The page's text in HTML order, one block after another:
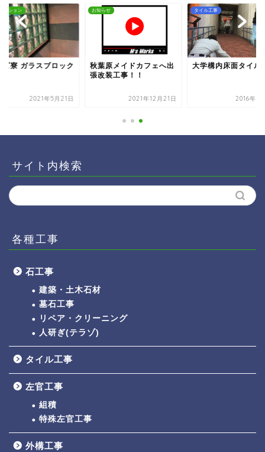
ーション
ズ寮 ガラスブロック
2021年5月21日
お知らせ
秋葉原メイドカフェへ出
張改装工事！！
2021年12月21日
タイル工事
大学構内床面タイル
2016年3
サイト内検索
各種工事
石工事
建築・土木石材
墓石工事
リペア・クリーニング
人研ぎ(テラゾ)
タイル工事
左官工事
組積
特殊左官工事
外構工事